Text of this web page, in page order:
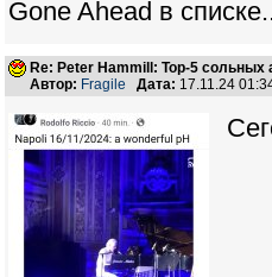
Gone Ahead в
Re: Peter Hammill: Top-5 сольных
Автор: Fragile Дата: 17.11.24